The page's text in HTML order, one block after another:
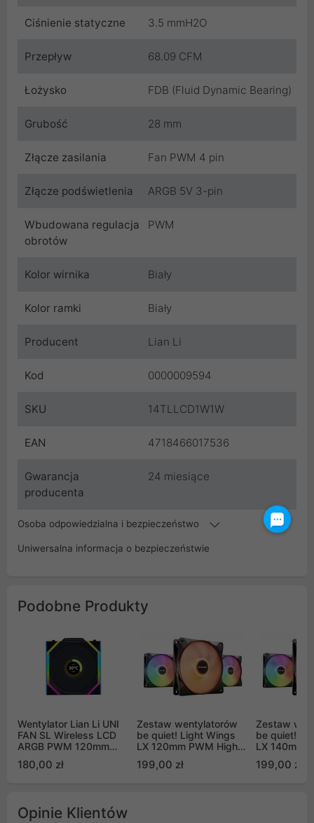
Ciśnienie statyczne 3.5 mmH2O
Przepływ 68.09 CFM
Łożysko FDB (Fluid Dynamic Bearing)
Grubość 28 mm
Złącze zasilania Fan PWM 4 pin
Złącze podświetlenia ARGB 5V 3-pin
Wbudowana regulacja
obrotów
PWM
Kolor wirnika Biały
Kolor ramki Biały
Producent Lian Li
Kod 0000009594
SKU 14TLLCD1W1W
EAN 4718466017536
Gwarancja
producenta
24 miesiące
Osoba odpowiedzialna i bezpieczeństwo
Uniwersalna informacja o bezpieczeństwie
Podobne Produkty
Wentylator Lian Li UNI
FAN SL Wireless LCD
ARGB PWM 120mm
Black (12SLLCD1W1B)
180,00 zł
Zestaw wentylatorów
be quiet! Light Wings
LX 120mm PWM High-
Speed 3 szt (BL124)
199,00 zł
Zestaw
be quiet!
LX 140mm
Speed 3
199,00 zł
Opinie Klientów